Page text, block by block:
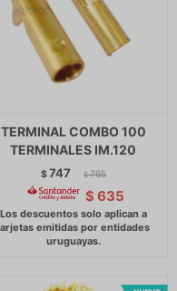
TERMINAL COMBO 100
TERMINALES IM.120
$747 $ 765
$ 635